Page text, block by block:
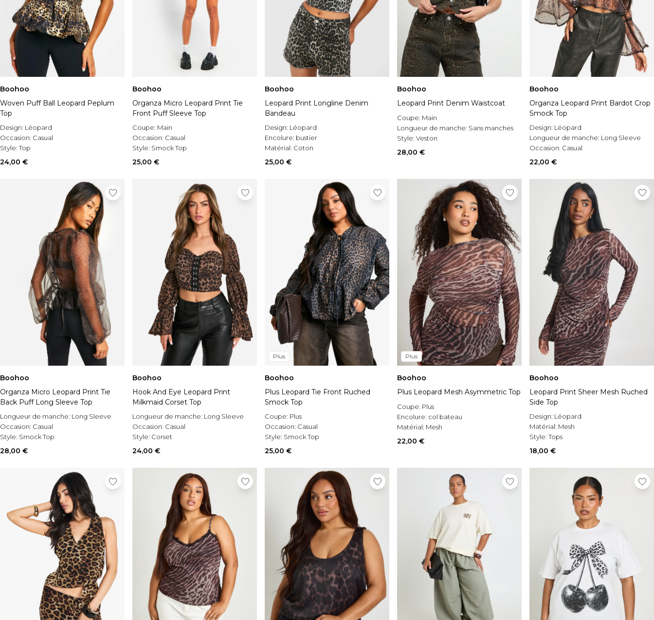
Boohoo
Woven Puff Ball Leopard Peplum
Top
Design: Léopard
Occasion: Casual
Style:Top
24,00 €
Boohoo
Organza Micro Leopard Print Tie
Front Puff Sleeve Top
Coupe: Main
Occasion: Casual
Style: Smock Top
25,00 €
Boohoo
Leopard Print Longline Denim
Bandeau
Design: Léopard
Encolure: bustier
Matérial: Coton
25,00 €
Boohoo
Leopard Print Denim Waistcoat
Coupe: Main
Longueur de manche: Sans manches
Style: Veston
28,00 €
Boohoo
Organza Leopard Print Bardot Crop
Smock Top
Design: Léopard
Longueur de manche: Long Sleeve
Occasion: Casual
22,00 €
Boohoo
Organza Micro Leopard Print Tie
Back Puff Long Sleeve Top
Longueur de manche: Long Sleeve
Occasion: Casual
Style: Smock Top
28,00 €
Boohoo
Hook And Eye Leopard Print
Milkmaid Corset Top
Longueur de manche: Long Sleeve
Occasion: Casual
Style: Corset
24,00 €
Plus
Boohoo
Plus Leopard Tie Front Ruched
Smock Top
Coupe: Plus
Occasion: Casual
Style: Smock Top
25,00 €
Plus
Boohoo
Plus Leopard Mesh Asymmetric Top
Coupe: Plus
Encolure: col bateau
Matérial: Mesh
22,00 €
Boohoo
Leopard Print Sheer Mesh Ruched
Side Top
Design: Léopard
Matérial: Mesh
Style:Tops
18,00 €